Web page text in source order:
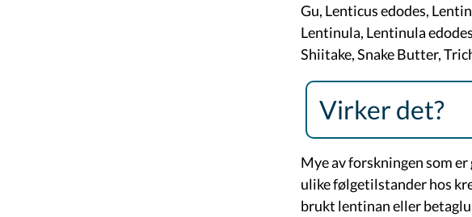
Gu, Lenticus edodes,
Lentinula, Lentinula
Shiitake, Snake Butter,
Virker det?
Mye av forskningen som
ulike følgetilstander hos
brukt lentinan eller